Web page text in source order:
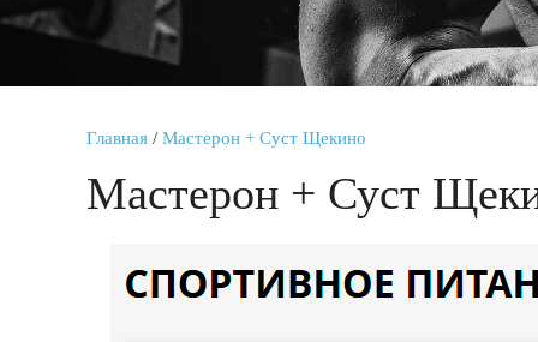
Главная / Мастерон + Суст Щекино
Мастерон + Суст